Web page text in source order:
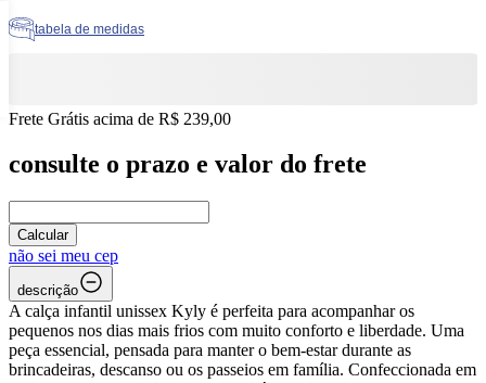
tabela de medidas
Frete Grátis acima de R$ 239,00
consulte o prazo e valor do frete
Calcular
não sei meu cep
descrição
A calça infantil unissex Kyly é perfeita para acompanhar os
pequenos nos dias mais frios com muito conforto e liberdade. Uma
peça essencial, pensada para manter o bem-estar durante as
brincadeiras, descanso ou os passeios em família. Confeccionada em